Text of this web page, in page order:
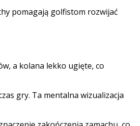
pomagają golfistom rozwijać
a kolana lekko ugięte, co
gry. Ta mentalna wizualizacja